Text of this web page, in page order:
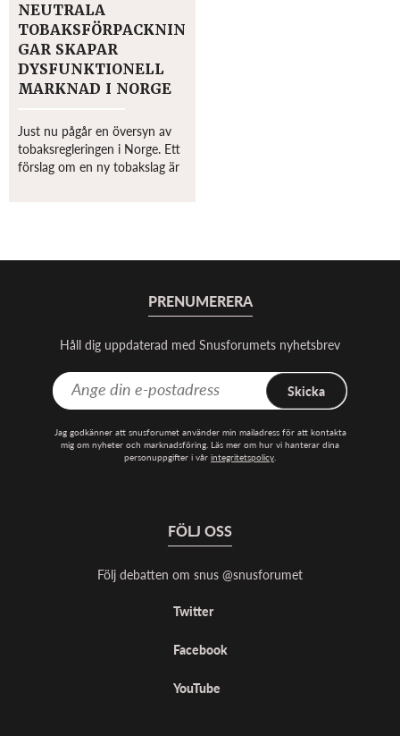
NEUTRALA
TOBAKSFÖRPACKNIN
GAR SKAPAR
DYSFUNKTIONELL
MARKNAD I NORGE
Just nu pågår en översyn av
tobaksregleringen i Norge. Ett
förslag om en ny tobakslag är
ha...
PRENUMERERA
Håll dig uppdaterad med Snusforumets nyhetsbrev
Skicka
Jag godkänner att snusforumet använder min mailadress för att kontakta
mig om nyheter och marknadsföring. Läs mer om hur vi hanterar dina
personuppgifter i vår integritetspolicy.
FÖLJ OSS
Följ debatten om snus @snusforumet
Twitter
Facebook
YouTube